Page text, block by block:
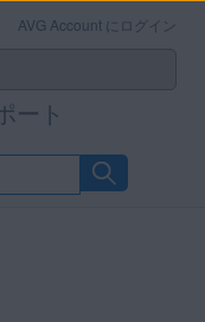
ート
AVG Account にログイン